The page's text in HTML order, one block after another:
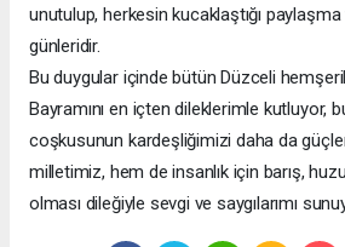
unutulup, herkesin kucaklaştığı
günleridir.
Bu duygular içinde bütün Düzceli
Bayramını en içten dileklerimle kutluyor,
coşkusunun kardeşliğimizi daha da
milletimiz, hem de insanlık için barış,
olması dileğiyle sevgi ve saygılarımı